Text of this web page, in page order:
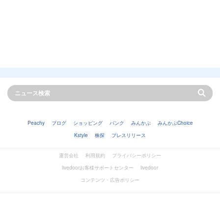
Peachy ブログ ショッピング バンク みんかぶ
みんかぶChoice
Kstyle
株探 プレスリリース
運営会社 利用規約
プライバシーポリシー
livedoorお客様サポートセンター
livedoor
コンテンツ・広告ポリシー